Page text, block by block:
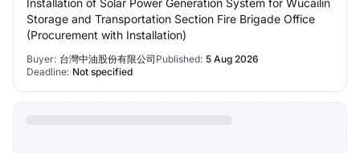
Installation of Solar Power Generation System for Wucailin
Storage and Transportation Section Fire Brigade Office
(Procurement with Installation)
Buyer: 台灣中油股份有限公司 Published: 5 Aug 2026
Deadline: Not specified